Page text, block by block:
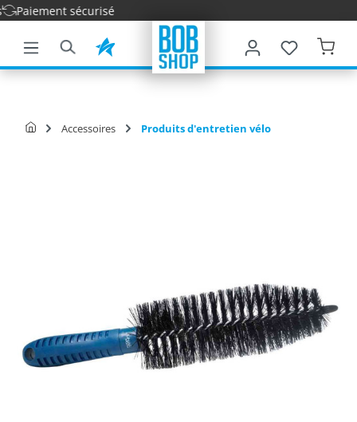
principal
Paiement sécurisé
Accessoires Produits d'entretien vélo